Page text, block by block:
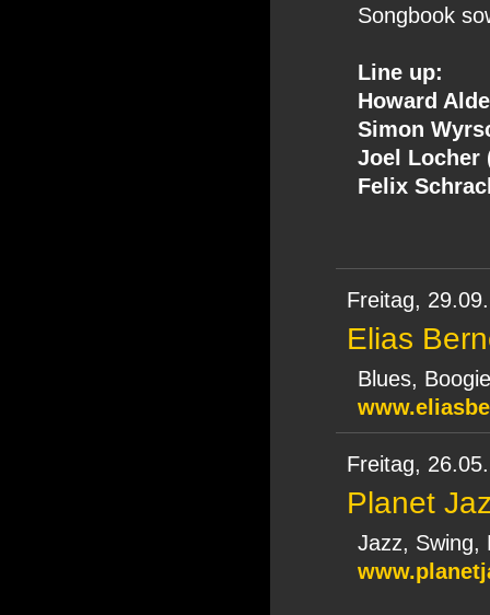
Songbook
Line up:
Howard
Simon
Joel Locher
Felix
Freitag,
Elias
Blues,
Freitag,
Planet
Jazz, Swing,